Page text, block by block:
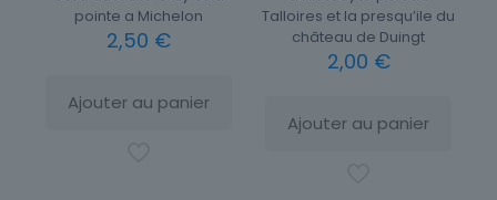
pointe a Michelon
2,50 €
Ajouter au panier
Talloires et la presqu’ile du
château de Duingt
2,00 €
Ajouter au panier